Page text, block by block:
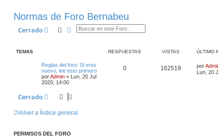
Normas de Foro Bernabeu
Cerrado BuscarBúsqueda avanzada
TEMAS RESPUESTAS VISTAS ÚLTIMO
Reglas del foro: Si eres
nuevo, lee esto primero
porAdmin » Lun, 20 Jul
2020, 14:00
0 162519 por
Lun, 20
Cerrado
Volver a Índice general
PERMISOS DEL FORO